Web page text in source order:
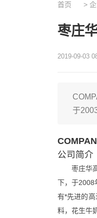
首页 >
枣庄
2019-09-03
于
公司简介
枣庄华
下，于2008
有*先进的
料，花生牛